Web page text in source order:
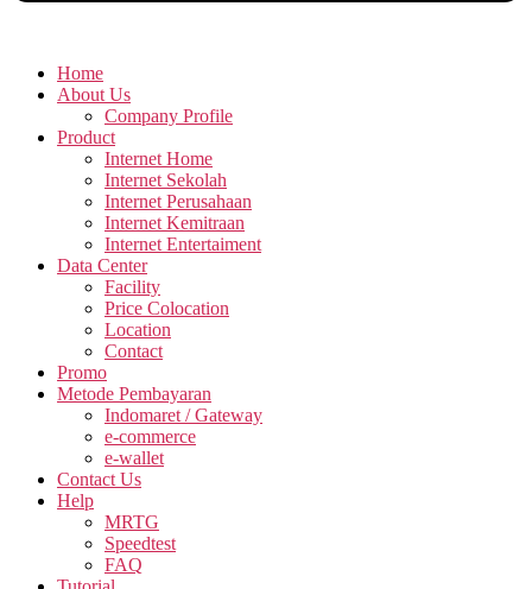
Home
About Us
Company Profile
Product
Internet Home
Internet Sekolah
Internet Perusahaan
Internet Kemitraan
Internet Entertaiment
Data Center
Facility
Price Colocation
Location
Contact
Promo
Metode Pembayaran
Indomaret / Gateway
e-commerce
e-wallet
Contact Us
Help
MRTG
Speedtest
FAQ